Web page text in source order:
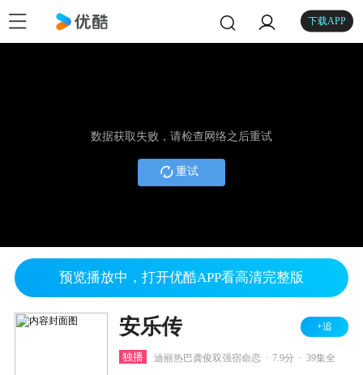
下载APP
数据获取失败，请检查网络之后重试
重试
预览播放中，打开优酷APP看高清完整版
安乐传 +追
独播 迪丽热巴龚俊双强宿命恋 7.9分 39集全